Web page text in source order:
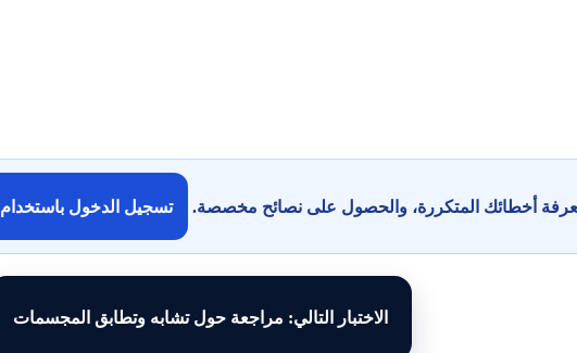
أخطائك المتكررة، والحصول على نصائح مخصصة. تسجيل الدخول باستخدام Google
الاختبار التالي: مراجعة حول تشابه وتطابق المجسمات